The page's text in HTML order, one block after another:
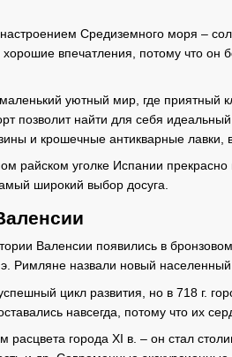
Средиземного моря –
впечатления, потому что он
уютный мир, где приятный
позволит найти для себя
и крошечные антикварные лавки,
райском уголке Испании
широкий выбор досуга.
Валенсии появились в
Римляне назвали новый населенный
цикл развития, но в 718 г.
навсегда, потому что их
расцвета города XI в. – он стал